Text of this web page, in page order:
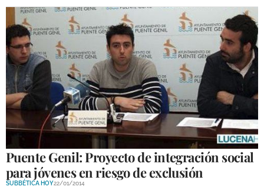
SUBBÉTICA HOY
SALUD
OBRAS
NECROLÓGICAS
GALERÍAS
Puente Genil: Proyecto de integración social
para jóvenes en riesgo de exclusión
SUBBÉTICA HOY22/01/2014